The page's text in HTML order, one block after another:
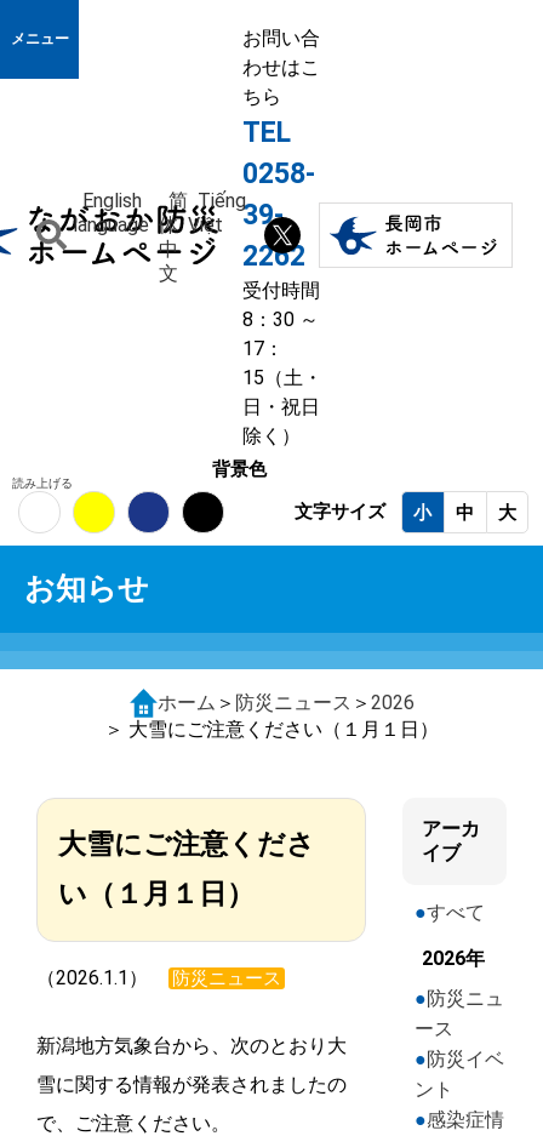
メニュー
お問い合
わせはこ
ちら
TEL
0258-
39-
2262
受付時間
8：30 ～
17：
15（土・
日・祝日
除く）
English
language
简
体
中
文
Tiếng
Việt
読み上げる
背景色
文字サイズ
小 中 大
お知らせ
ホーム ＞ 防災ニュース ＞ 2026
＞ 大雪にご注意ください（１月１日）
大雪にご注意くださ
い（１月１日）
（2026.1.1） 防災ニュース
新潟地方気象台から、次のとおり大
雪に関する情報が発表されましたの
で、ご注意ください。
アーカ
イブ
すべて
2026年
防災ニュ
ース
防災イベ
ント
感染症情